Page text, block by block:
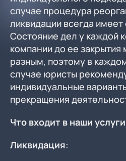
случае процедура
ликвидации всегда
Состояние дел у каждой
компании до ее
разным, поэтому в
случае юристы
индивидуальные
прекращения
Что входит в наши услуги
Ликвидация: